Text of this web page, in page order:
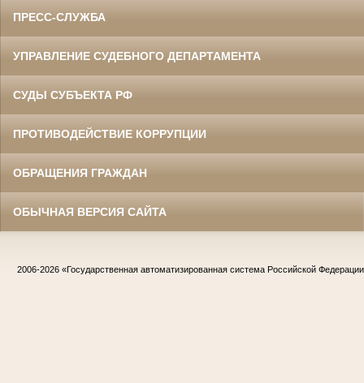
ПРЕСС-СЛУЖБА
УПРАВЛЕНИЕ СУДЕБНОГО ДЕПАРТАМЕНТА
СУДЫ СУБЪЕКТА РФ
ПРОТИВОДЕЙСТВИЕ КОРРУПЦИИ
ОБРАЩЕНИЯ ГРАЖДАН
ОБЫЧНАЯ ВЕРСИЯ САЙТА
2006-2026 «Государственная автоматизированная система Российской